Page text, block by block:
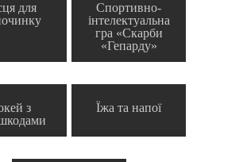
для
Спортивно-
інтелектуальна
гра «Скарби
«Гепарду»
з
Їжа та напої